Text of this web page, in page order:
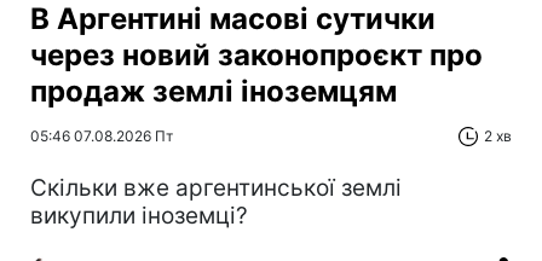
В Аргентині масові сутички
через новий законопроєкт про
продаж землі іноземцям
05:46 07.08.2026 Пт 2 хв
Скільки вже аргентинської землі
викупили іноземці?